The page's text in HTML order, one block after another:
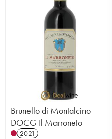
Brunello di Montalcino
DOCG Il Marroneto
2021